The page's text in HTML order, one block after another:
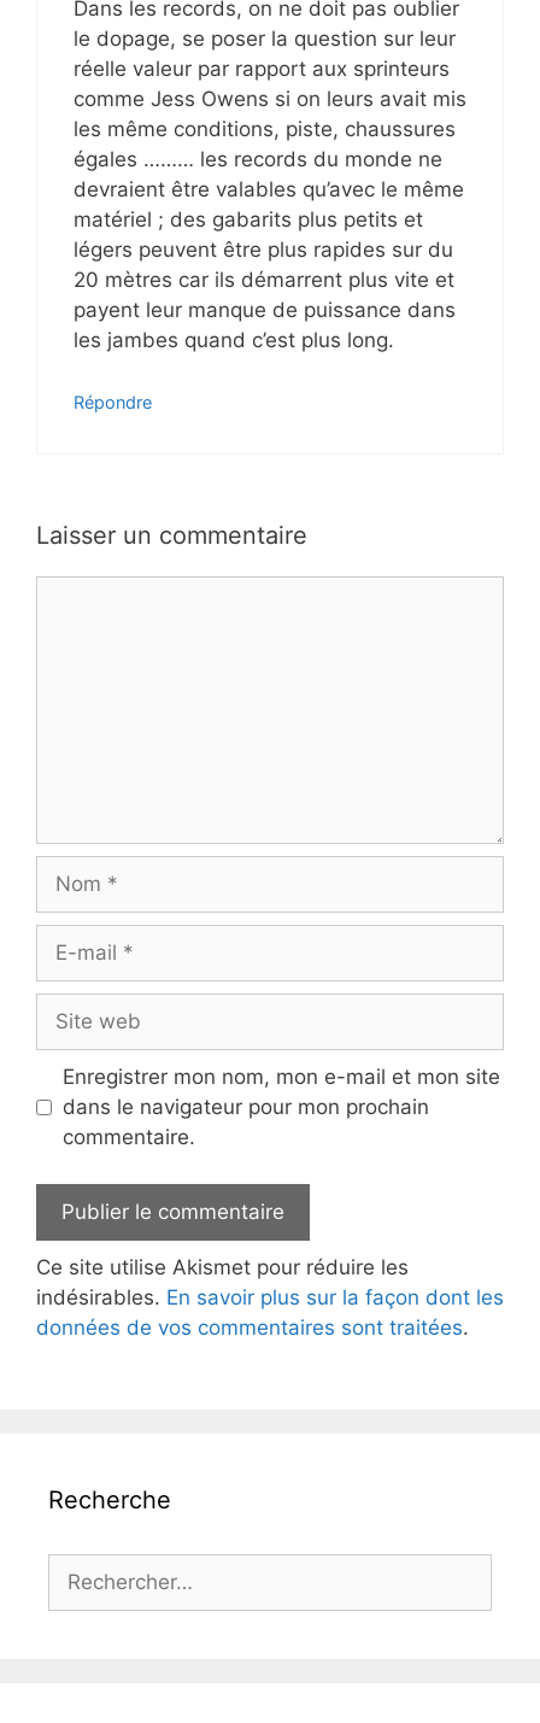
Dans les records, on ne doit pas oublier
le dopage, se poser la question sur leur
réelle valeur par rapport aux sprinteurs
comme Jess Owens si on leurs avait mis
les même conditions, piste, chaussures
égales ……… les records du monde ne
devraient être valables qu’avec le même
matériel ; des gabarits plus petits et
légers peuvent être plus rapides sur du
20 mètres car ils démarrent plus vite et
payent leur manque de puissance dans
les jambes quand c’est plus long.
Répondre
Laisser un commentaire
Nom
Site
web
Enregistrer mon nom, mon e-mail et mon site
dans le navigateur pour mon prochain
commentaire.
Ce site utilise Akismet pour réduire les
indésirables. En savoir plus sur la façon dont les
données de vos commentaires sont traitées.
Recherche
Rechercher :